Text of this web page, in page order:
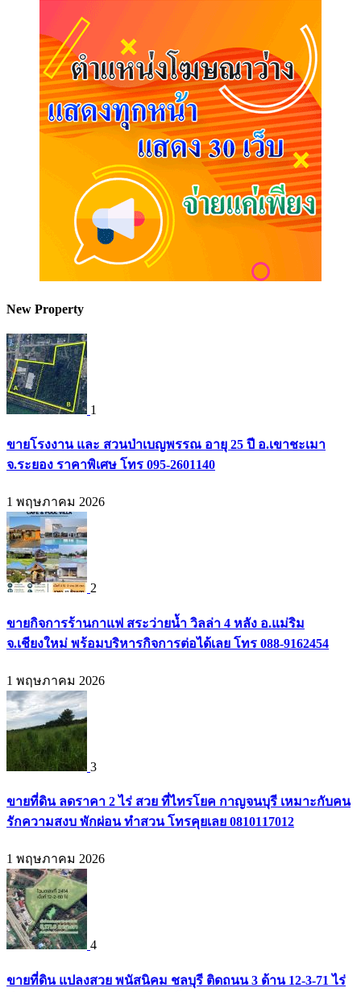
New Property
1
ขายโรงงาน และ สวนป่าเบญพรรณ อายุ 25 ปี อ.เขาชะเมา
จ.ระยอง ราคาพิเศษ โทร 095-2601140
1 พฤษภาคม 2026
2
ขายกิจการร้านกาแฟ สระว่ายน้ำ วิลล่า 4 หลัง อ.แม่ริม
จ.เชียงใหม่ พร้อมบริหารกิจการต่อได้เลย โทร 088-9162454
1 พฤษภาคม 2026
3
ขายที่ดิน ลดราคา 2 ไร่ สวย ที่ไทรโยค กาญจนบุรี เหมาะกับคน
รักความสงบ พักผ่อน ทำสวน โทรคุยเลย 0810117012
1 พฤษภาคม 2026
4
ขายที่ดิน แปลงสวย พนัสนิคม ชลบุรี ติดถนน 3 ด้าน 12-3-71 ไร่